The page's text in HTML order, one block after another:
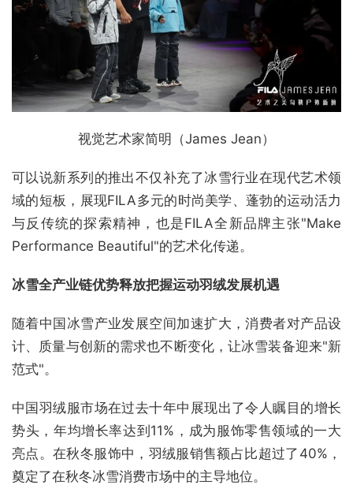
视觉艺术家简明（James Jean）
可以说新系列的推出不仅补充了冰雪行业在现代艺术领
域的短板，展现FILA多元的时尚美学、蓬勃的运动活力
与反传统的探索精神，也是FILA全新品牌主张"Make
Performance Beautiful"的艺术化传递。
冰雪全产业链优势释放把握运动羽绒发展机遇
随着中国冰雪产业发展空间加速扩大，消费者对产品设
计、质量与创新的需求也不断变化，让冰雪装备迎来"新
范式"。
中国羽绒服市场在过去十年中展现出了令人瞩目的增长
势头，年均增长率达到11%，成为服饰零售领域的一大
亮点。在秋冬服饰中，羽绒服销售额占比超过了40%，
奠定了在秋冬冰雪消费市场中的主导地位。